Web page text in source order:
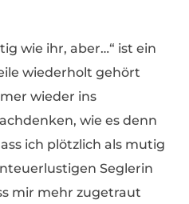
wie ihr, aber…“ ist ein
wiederholt gehört
wieder ins
wie es denn
ich plötzlich als mutig
Seglerin
mir mehr zugetraut